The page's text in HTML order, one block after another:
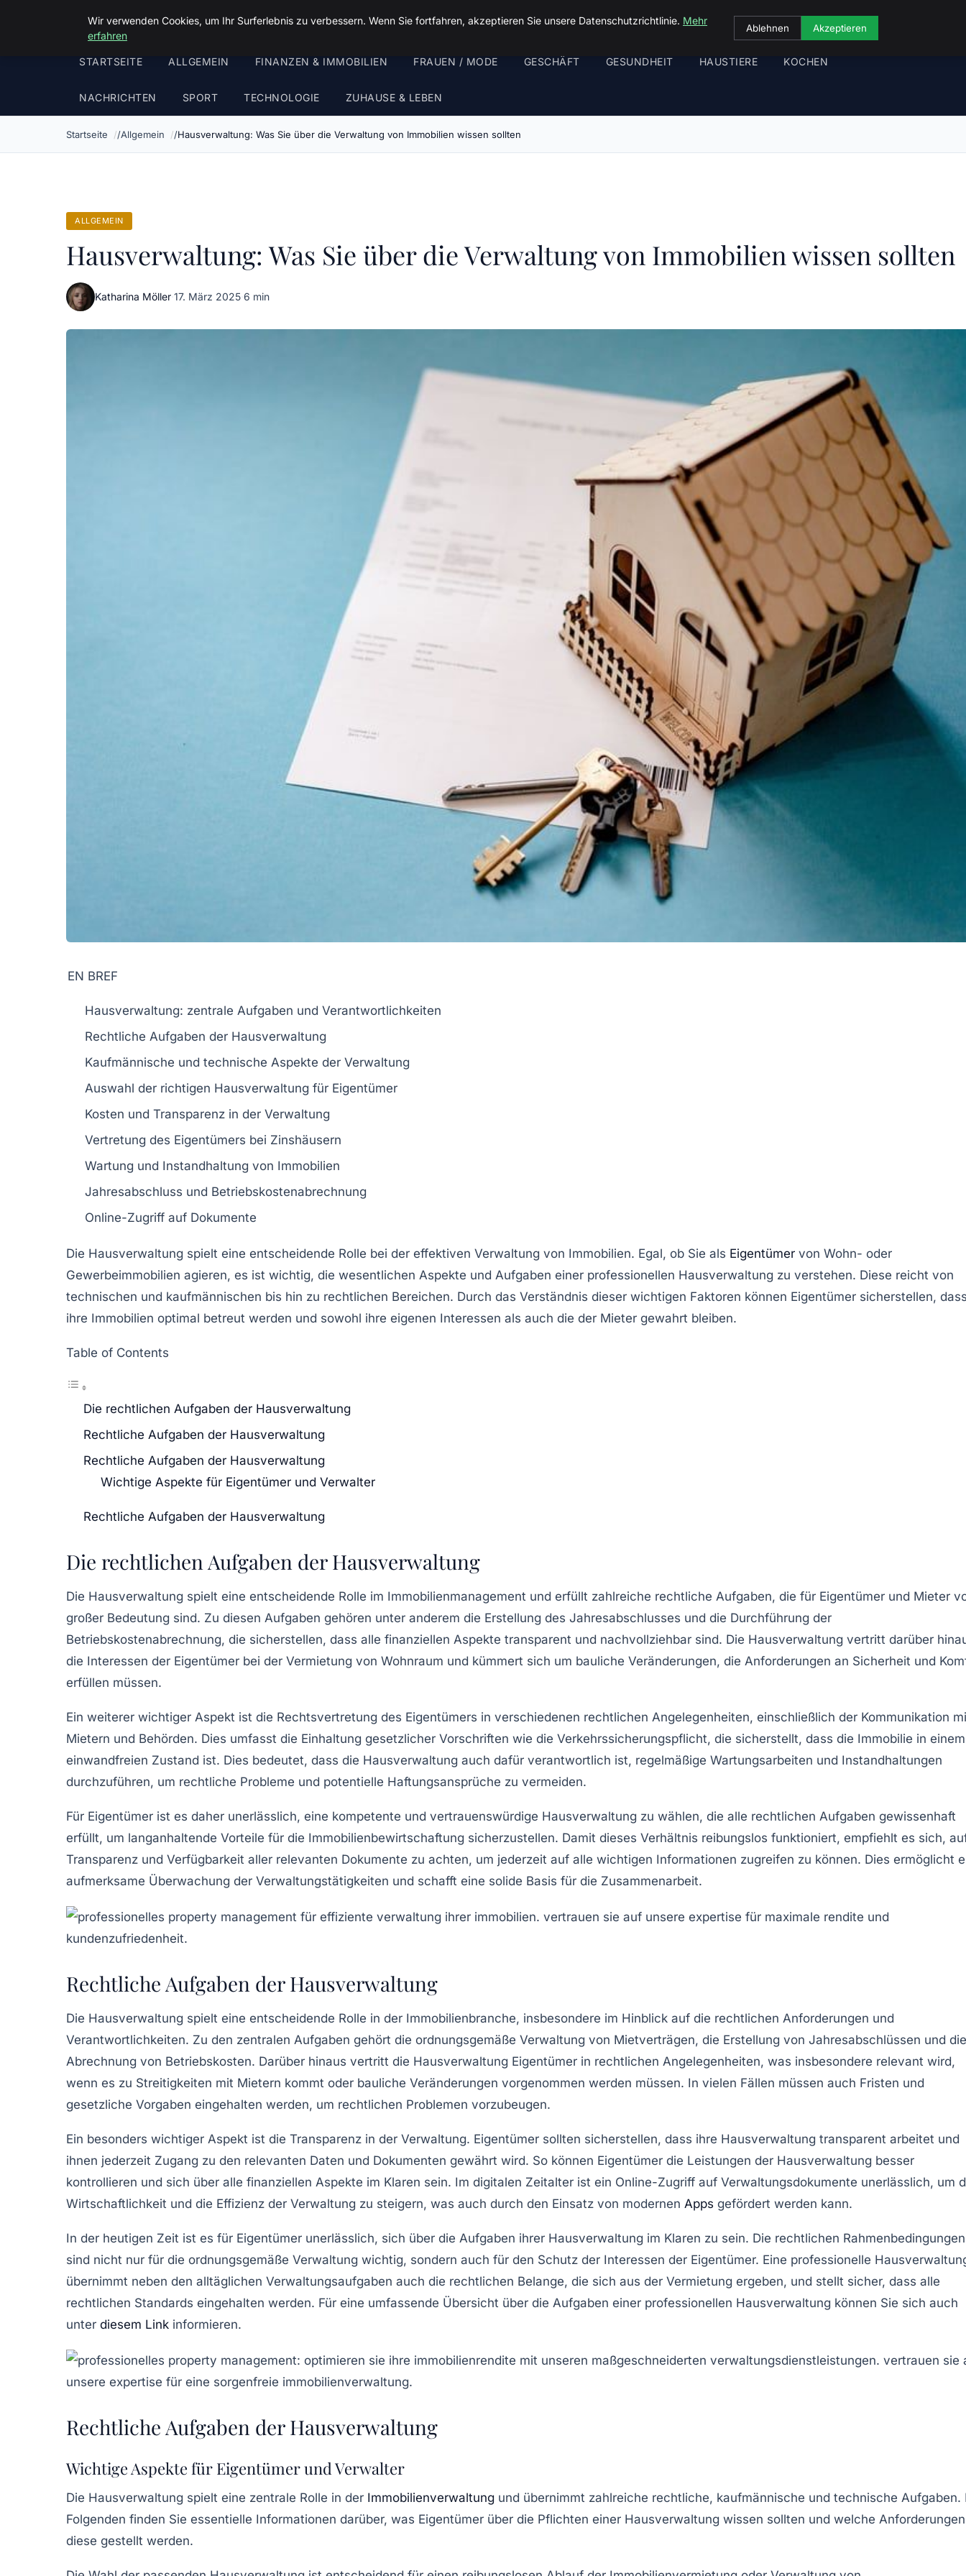
Malzminden
STARTSEITE ALLGEMEIN FINANZEN & IMMOBILIEN FRAUEN / MODE GESCHÄFT GESUNDHEIT HAUSTIERE KOCHEN
NACHRICHTEN SPORT TECHNOLOGIE ZUHAUSE & LEBEN
Startseite Allgemein Hausverwaltung: Was Sie über die Verwaltung von Immobilien wissen sollten
ALLGEMEIN
Hausverwaltung: Was Sie über die Verwaltung von Immobilien wissen sollten
Katharina Möller·17. März 2025·6 min
EN BREF
Hausverwaltung: zentrale Aufgaben und Verantwortlichkeiten
Rechtliche Aufgaben der Hausverwaltung
Kaufmännische und technische Aspekte der Verwaltung
Auswahl der richtigen Hausverwaltung für Eigentümer
Kosten und Transparenz in der Verwaltung
Vertretung des Eigentümers bei Zinshäusern
Wartung und Instandhaltung von Immobilien
Jahresabschluss und Betriebskostenabrechnung
Online-Zugriff auf Dokumente
Die Hausverwaltung spielt eine entscheidende Rolle bei der effektiven Verwaltung von Immobilien. Egal, ob Sie als Eigentümer von Wohn- oder
Gewerbeimmobilien agieren, es ist wichtig, die wesentlichen Aspekte und Aufgaben einer professionellen Hausverwaltung zu verstehen. Diese reicht von
technischen und kaufmännischen bis hin zu rechtlichen Bereichen. Durch das Verständnis dieser wichtigen Faktoren können Eigentümer sicherstellen,
ihre Immobilien optimal betreut werden und sowohl ihre eigenen Interessen als auch die der Mieter gewahrt bleiben.
Table of Contents
Die rechtlichen Aufgaben der Hausverwaltung
Rechtliche Aufgaben der Hausverwaltung
Rechtliche Aufgaben der Hausverwaltung
Wichtige Aspekte für Eigentümer und Verwalter
Rechtliche Aufgaben der Hausverwaltung
Die rechtlichen Aufgaben der Hausverwaltung
Die Hausverwaltung spielt eine entscheidende Rolle im Immobilienmanagement und erfüllt zahlreiche rechtliche Aufgaben, die für Eigentümer und Mieter
großer Bedeutung sind. Zu diesen Aufgaben gehören unter anderem die Erstellung des Jahresabschlusses und die Durchführung der
Betriebskostenabrechnung, die sicherstellen, dass alle finanziellen Aspekte transparent und nachvollziehbar sind. Die Hausverwaltung vertritt darüber
die Interessen der Eigentümer bei der Vermietung von Wohnraum und kümmert sich um bauliche Veränderungen, die Anforderungen an Sicherheit und
erfüllen müssen.
Ein weiterer wichtiger Aspekt ist die Rechtsvertretung des Eigentümers in verschiedenen rechtlichen Angelegenheiten, einschließlich der Kommunikation
Mietern und Behörden. Dies umfasst die Einhaltung gesetzlicher Vorschriften wie die Verkehrssicherungspflicht, die sicherstellt, dass die Immobilie in einem
einwandfreien Zustand ist. Dies bedeutet, dass die Hausverwaltung auch dafür verantwortlich ist, regelmäßige Wartungsarbeiten und Instandhaltungen
durchzuführen, um rechtliche Probleme und potentielle Haftungsansprüche zu vermeiden.
Für Eigentümer ist es daher unerlässlich, eine kompetente und vertrauenswürdige Hausverwaltung zu wählen, die alle rechtlichen Aufgaben gewissenhaft
erfüllt, um langanhaltende Vorteile für die Immobilienbewirtschaftung sicherzustellen. Damit dieses Verhältnis reibungslos funktioniert, empfiehlt es sich,
Transparenz und Verfügbarkeit aller relevanten Dokumente zu achten, um jederzeit auf alle wichtigen Informationen zugreifen zu können. Dies ermöglicht
aufmerksame Überwachung der Verwaltungstätigkeiten und schafft eine solide Basis für die Zusammenarbeit.
Rechtliche Aufgaben der Hausverwaltung
Die Hausverwaltung spielt eine entscheidende Rolle in der Immobilienbranche, insbesondere im Hinblick auf die rechtlichen Anforderungen und
Verantwortlichkeiten. Zu den zentralen Aufgaben gehört die ordnungsgemäße Verwaltung von Mietverträgen, die Erstellung von Jahresabschlüssen und die
Abrechnung von Betriebskosten. Darüber hinaus vertritt die Hausverwaltung Eigentümer in rechtlichen Angelegenheiten, was insbesondere relevant wird,
wenn es zu Streitigkeiten mit Mietern kommt oder bauliche Veränderungen vorgenommen werden müssen. In vielen Fällen müssen auch Fristen und
gesetzliche Vorgaben eingehalten werden, um rechtlichen Problemen vorzubeugen.
Ein besonders wichtiger Aspekt ist die Transparenz in der Verwaltung. Eigentümer sollten sicherstellen, dass ihre Hausverwaltung transparent arbeitet und
ihnen jederzeit Zugang zu den relevanten Daten und Dokumenten gewährt wird. So können Eigentümer die Leistungen der Hausverwaltung besser
kontrollieren und sich über alle finanziellen Aspekte im Klaren sein. Im digitalen Zeitalter ist ein Online-Zugriff auf Verwaltungsdokumente unerlässlich, um
Wirtschaftlichkeit und die Effizienz der Verwaltung zu steigern, was auch durch den Einsatz von modernen Apps gefördert werden kann.
In der heutigen Zeit ist es für Eigentümer unerlässlich, sich über die Aufgaben ihrer Hausverwaltung im Klaren zu sein. Die rechtlichen Rahmenbedingungen
sind nicht nur für die ordnungsgemäße Verwaltung wichtig, sondern auch für den Schutz der Interessen der Eigentümer. Eine professionelle
übernimmt neben den alltäglichen Verwaltungsaufgaben auch die rechtlichen Belange, die sich aus der Vermietung ergeben, und stellt sicher, dass alle
rechtlichen Standards eingehalten werden. Für eine umfassende Übersicht über die Aufgaben einer professionellen Hausverwaltung können Sie sich auch
unter diesem Link informieren.
Rechtliche Aufgaben der Hausverwaltung
Wichtige Aspekte für Eigentümer und Verwalter
Die Hausverwaltung spielt eine zentrale Rolle in der Immobilienverwaltung und übernimmt zahlreiche rechtliche, kaufmännische und technische Aufgaben.
Folgenden finden Sie essentielle Informationen darüber, was Eigentümer über die Pflichten einer Hausverwaltung wissen sollten und welche
diese gestellt werden.
Wir verwenden Cookies, um Ihr Surferlebnis zu verbessern. Wenn Sie fortfahren, akzeptieren Sie unsere Datenschutzrichtlinie. Mehr
erfahren
Ablehnen Akzeptieren